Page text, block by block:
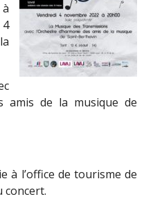
amis de la musique de
à l’office de tourisme de
concert.